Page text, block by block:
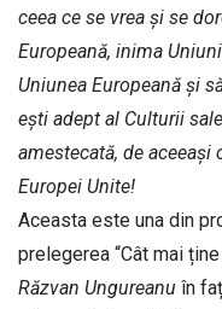
ceea ce se vrea și se
Europeană, inima
Uniunea Europeană și
ești adept al Culturii
amestecată, de aceeași
Europei Unite!
Aceasta este una din
prelegerea “Cât mai
Răzvan Ungureanu în